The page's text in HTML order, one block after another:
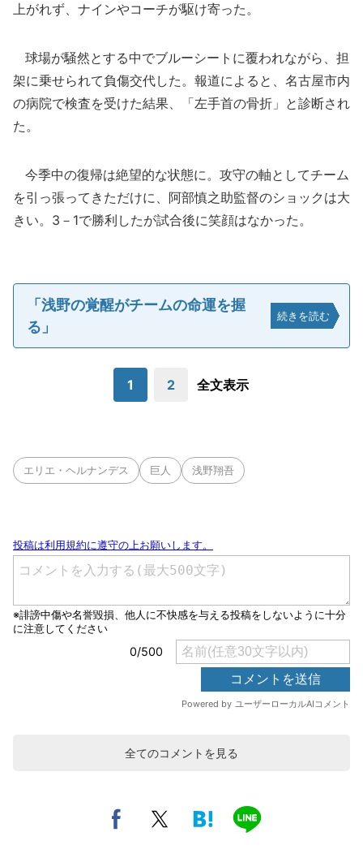
上がれず、ナインやコーチが駆け寄った。
球場が騒然とする中でブルーシートに覆われながら、担
架に乗せられて負傷交代した。報道によると、名古屋市内
の病院で検査を受けた結果、「左手首の骨折」と診断され
た。
今季中の復帰は絶望的な状態に。攻守の軸としてチーム
を引っ張ってきただけに、阿部慎之助監督のショックは大
きい。3－1で勝利したが試合後に笑顔はなかった。
「浅野の覚醒がチームの命運を握
る」
続きを読む
1 2 全文表示
エリエ・ヘルナンデス 巨人 浅野翔吾
全てのコメントを見る